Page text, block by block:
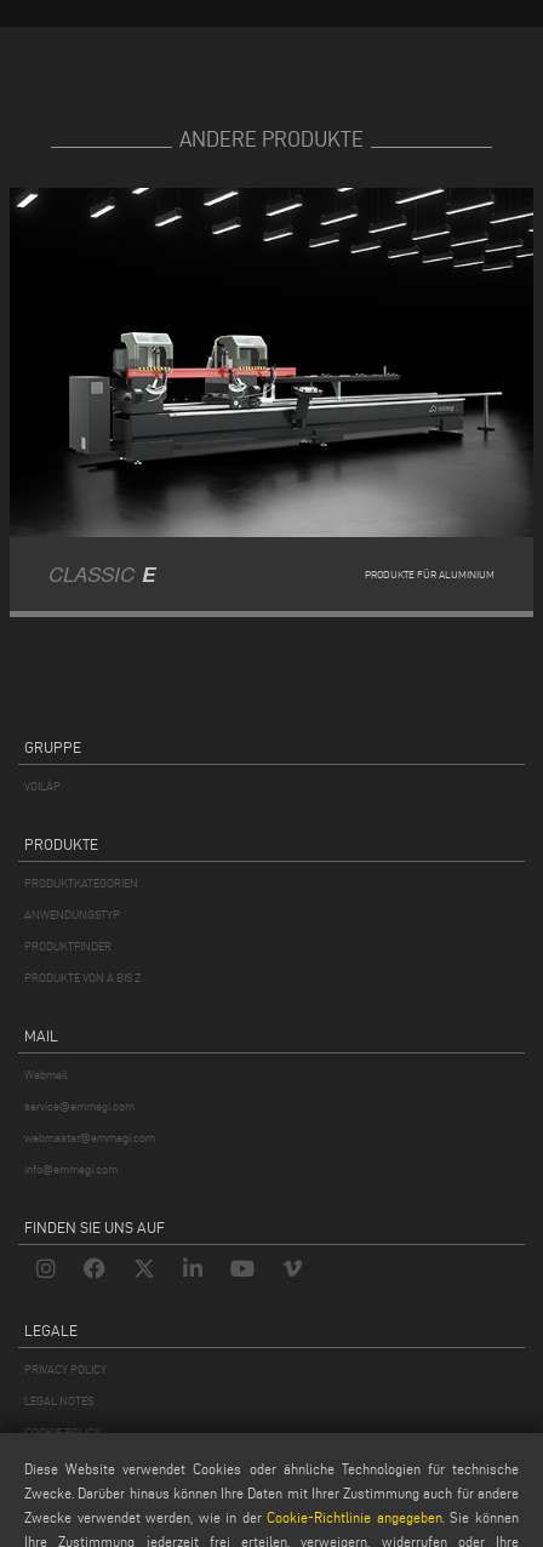
ANDERE PRODUKTE
CLASSIC E PRODUKTE FÜR ALUMINIUM
GRUPPE
VOILÀP
PRODUKTE
PRODUKTKATEGORIEN
ANWENDUNGSTYP
PRODUKTFINDER
PRODUKTE VON A BIS Z
MAIL
Webmail
service@emmegi.com
webmaster@emmegi.com
info@emmegi.com
FINDEN SIE UNS AUF
LEGALE
PRIVACY POLICY
LEGAL NOTES
COOKIE POLICY
GENERAL TERMS AND CONDITIONS OF SALE
ALLGEMEINE VERTRIEBSBEDINGUNGEN
COOKIES EINSTELLUNGEN
Diese Website verwendet Cookies oder ähnliche Technologien für technische
Zwecke. Darüber hinaus können Ihre Daten mit Ihrer Zustimmung auch für andere
Zwecke verwendet werden, wie in derCookie-Richtlinie angegeben. Sie können
Ihre Zustimmung jederzeit frei erteilen, verweigern, widerrufen oder Ihre